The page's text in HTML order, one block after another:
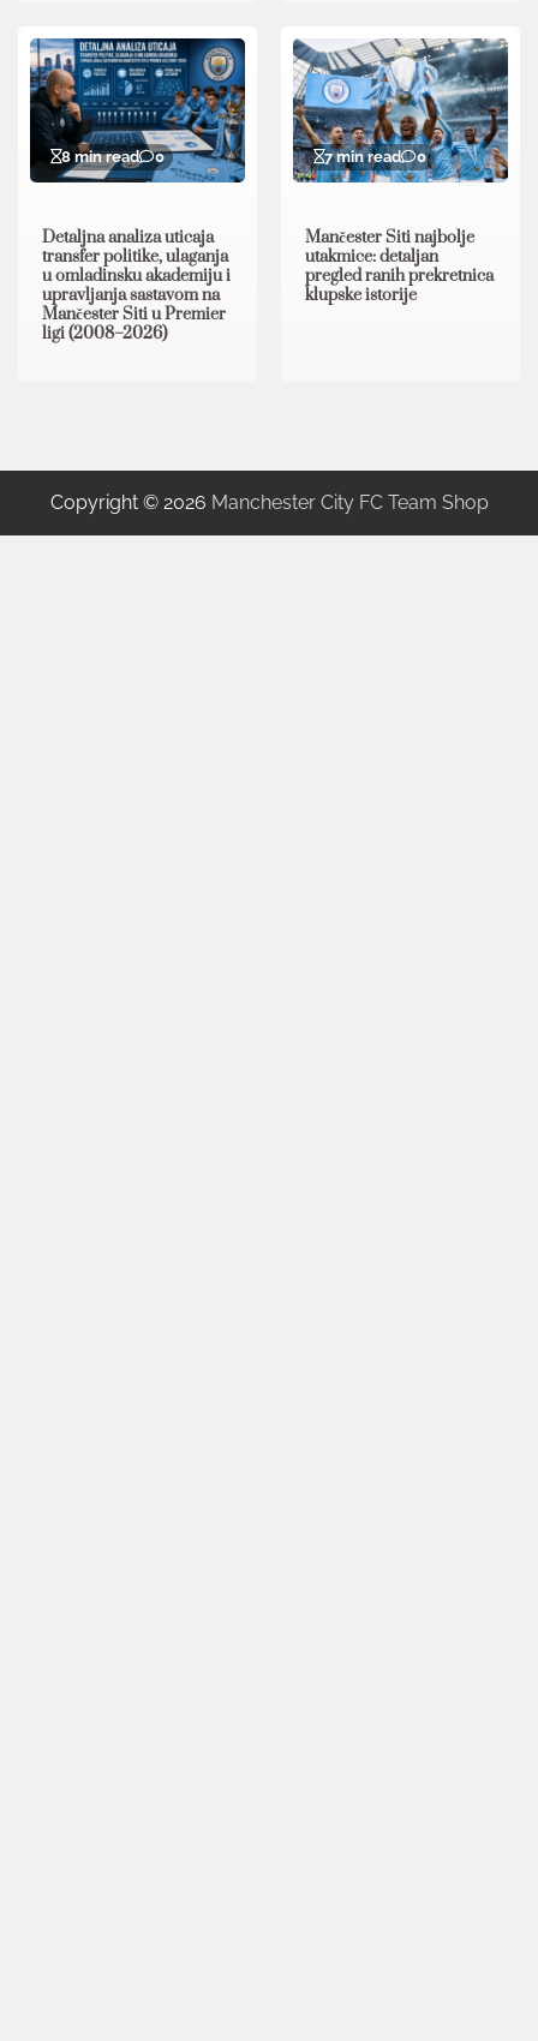
8 min read 0
Detaljna analiza uticaja
transfer politike, ulaganja
u omladinsku akademiju i
upravljanja sastavom na
Mančester Siti u Premier
ligi (2008–2026)
7 min read 0
Mančester Siti najbolje
utakmice: detaljan
pregled ranih prekretnica
klupske istorije
Copyright © 2026 Manchester City FC Team Shop